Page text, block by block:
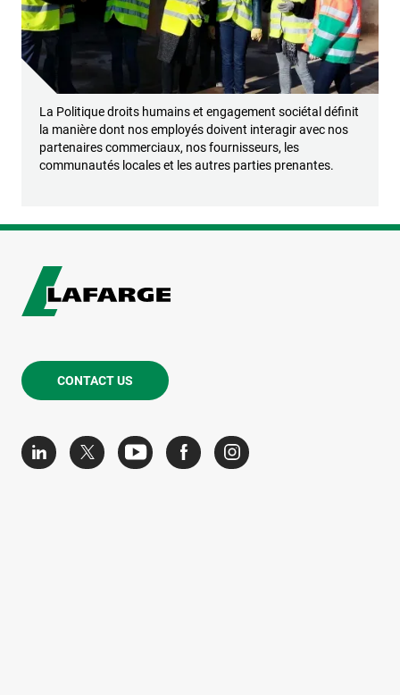
La Politique droits humains et engagement sociétal définit
la manière dont nos employés doivent interagir avec nos
partenaires commerciaux, nos fournisseurs, les
communautés locales et les autres parties prenantes.
CONTACT US